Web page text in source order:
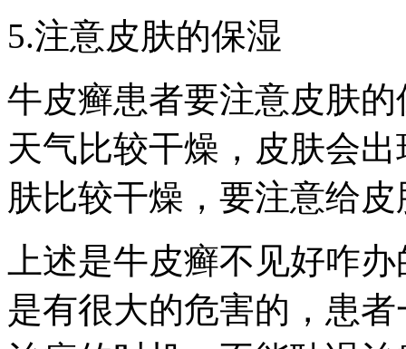
5.注意皮肤的保湿
牛皮癣患者要注意皮肤
天气比较干燥，皮肤会
肤比较干燥，要注意给
上述是牛皮癣不见好咋
是有很大的危害的，患